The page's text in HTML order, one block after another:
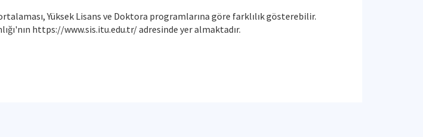
Yüksek Lisans ve Doktora programlarına göre farklılık gösterebilir.
https://www.sis.itu.edu.tr/ adresinde yer almaktadır.